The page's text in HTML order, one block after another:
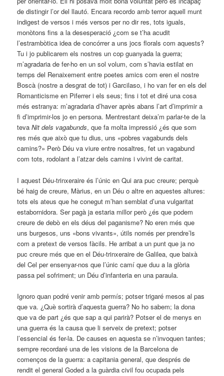
de distingir l’or del llautó. Encara recordo amb terror aquell munt
indigest de versos i més versos per no dir res, tots iguals,
monòtons fins a la desesperació ¿com se t’ha acudit
l’estrambòtica idea de concórrer a uns jocs florals com aquests?
Tu i jo publicarem els nostres un cop guanyada la guerra;
m’agradaria de fer-ho en un sol volum, com s’havia estilat en
temps del Renaixement entre poetes amics com eren el nostre
Boscà (nostre a desgrat de tot) i Garcilaso, i ho van fer en els del
Romanticisme en Piferrer i els seus; fins i tot et diré una cosa
més estranya: m’agradaria d’haver après abans l’art d’imprimir a
fi d’imprimir-los jo en persona. Mentrestant deixa’m parlar-te de la
tevaNit dels vagabunds, que fa molta impressió ¿és que som
res més que això que tu dius, uns «pobres vagabunds dels
camins?» Però Déu va viure entre nosaltres, fet un vagabund
com tots, rodolant a l’atzar dels camins i vivint de caritat.
I aquest Déu-trinxeraire és l’únic en Qui ara puc creure; perquè
bé haig de creure, Màrius, en un Déu o altre en aquestes altures:
tots els ateus que he conegut m’han semblat d’una vulgaritat
estabornidora. Ser pagà ja estaria millor però ¿és que podem
creure de debò en els déus del paganisme? No eren més que
uns burgesos, uns «bons vivants», útils només per prendre’ls
com a pretext de versos fàcils. He arribat a un punt que ja no
puc creure més que en el Déu-trinxeraire de Galilea, que baixà
del Cel per ensenyar-nos que l’únic camí que duu a la glòria
passa pel sofriment; un Déu d’infanteria en una paraula.
Ignoro quan podré venir amb permís; potser trigaré mesos al pas
que va. ¿Què sortirà d’aquesta guerra? No ho sabem; la dona
que va de part ¿és que sap a qui parirà? Potser el de menys en
una guerra és la causa que li serveix de pretext; potser
l’essencial és fer-la. De causes en aquesta se n’invoquen tantes;
sempre recordaré una de les visions de la Barcelona de
començos de la guerra: a capitania general, que després de
rendit el general Goded a la guàrdia civil fou ocupada pels